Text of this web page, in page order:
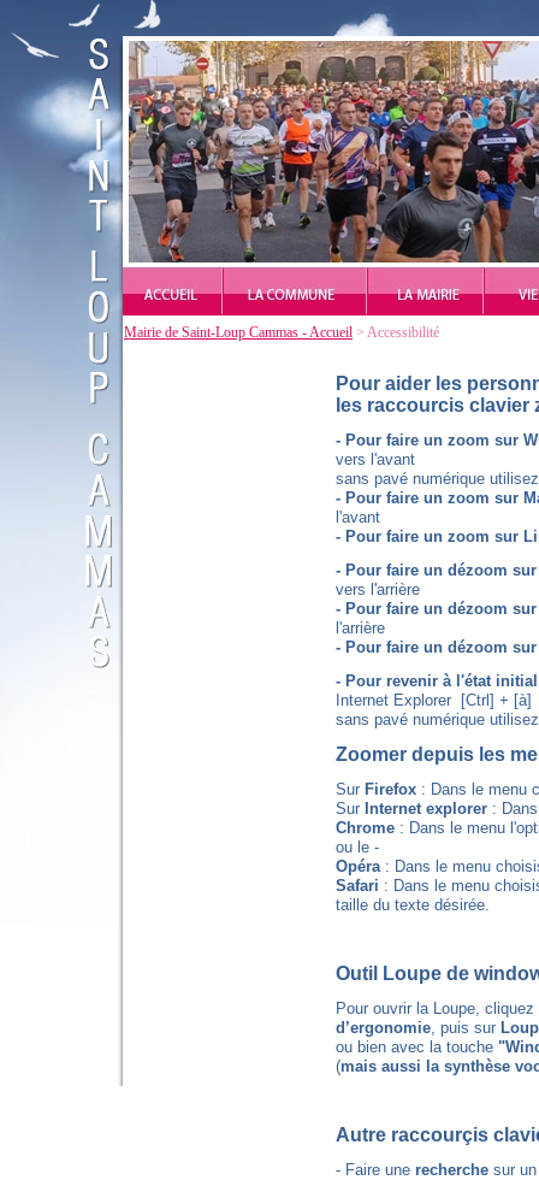
Mairie de Saint-Loup Cammas - Accueil > Accessibilité
Pour aider les
les raccourcis clavier
- Pour faire un zoom sur
vers l'avant
sans pavé numérique
- Pour faire un zoom sur
l'avant
- Pour faire un zoom sur
- Pour faire un dézoom
vers l'arrière
- Pour faire un dézoom sur
l'arrière
- Pour faire un dézoom
- Pour revenir à l'état
Internet Explorer [Ctrl] + [à]
sans pavé numérique
Zoomer depuis les
Sur Firefox : Dans le menu
Sur Internet explorer :
Chrome : Dans le menu
ou le -
Opéra: Dans le menu
Safari : Dans le menu
taille du texte désirée.
Outil Loupe de
Pour ouvrir la Loupe,
d’ergonomie, puis sur
ou bien avec la touche
(mais aussi la synthèse
Autre raccourçis
- Faire une recherche sur